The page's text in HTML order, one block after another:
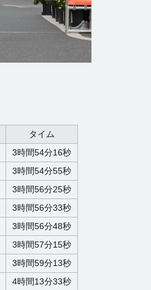
タイム
3時間54分16秒
3時間54分55秒
3時間56分25秒
3時間56分33秒
3時間56分48秒
3時間57分15秒
3時間59分13秒
4時間13分33秒